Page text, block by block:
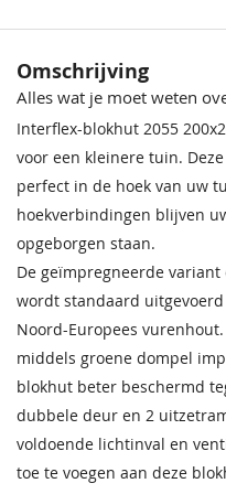
68,50
Bentheimergeel
68,50
68,50
Donkereiken
68,50
Houtsoort
Breedte x diepte
Incl. berging
Afmeting (LxB)
Ramen
Deur
Wandhoogte
Wanddikte
Omschrijving
Alles wat je moet weten
Interflex-blokhut 2055
voor een kleinere tuin.
perfect in de hoek van uw
hoekverbindingen blijven
opgeborgen staan.
De geïmpregneerde
wordt standaard
Noord-Europees
middels groene dompel
blokhut beter beschermd
dubbele deur en 2
voldoende lichtinval en
toe te voegen aan deze